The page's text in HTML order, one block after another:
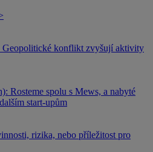
Geopolitické konflikt zvyšují aktivity
Rosteme spolu s Mews, a nabyté
start-upům
rizika, nebo příležitost pro